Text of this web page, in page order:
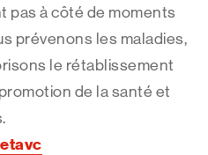
pas à côté de moments
prévenons les maladies,
le rétablissement
de la santé et